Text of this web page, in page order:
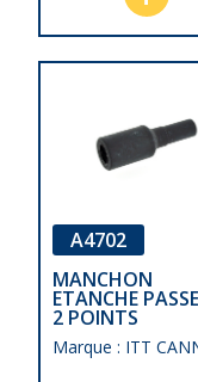
A4702
MANCHON
ETANCHE
2 POINTS
Marque : ITT